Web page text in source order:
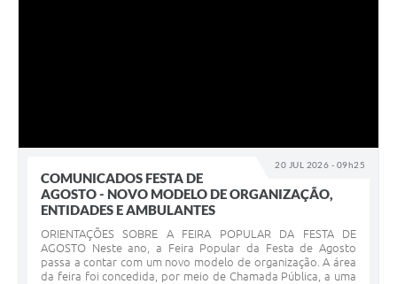
20 JUL 2026 - 09h25
COMUNICADOS FESTA DE
AGOSTO - NOVO MODELO DE ORGANIZAÇÃO,
ENTIDADES E AMBULANTES
ORIENTAÇÕES SOBRE A FEIRA POPULAR DA FESTA DE
AGOSTO Neste ano, a Feira Popular da Festa de Agosto
passa a contar com um novo modelo de organização. A área
da feira foi concedida, por meio de Chamada Pública, a uma